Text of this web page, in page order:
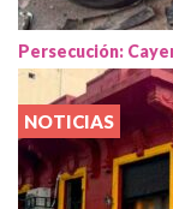
Persecución:
NOTICIAS